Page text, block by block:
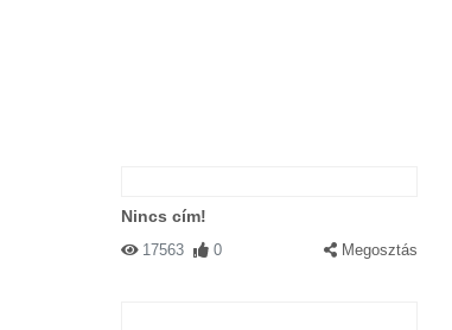
Nincs cím!
17563 0 Megosztás